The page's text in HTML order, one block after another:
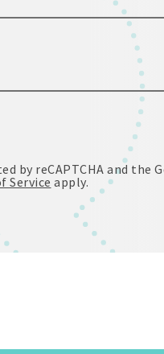
by reCAPTCHA and the
Service apply.